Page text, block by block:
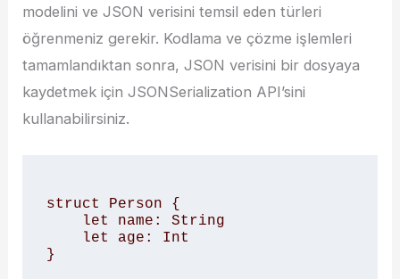
modelini ve JSON verisini temsil eden türleri
öğrenmeniz gerekir. Kodlama ve çözme işlemleri
tamamlandıktan sonra, JSON verisini bir dosyaya
kaydetmek için JSONSerialization API’sini
kullanabilirsiniz.
struct Person {
}